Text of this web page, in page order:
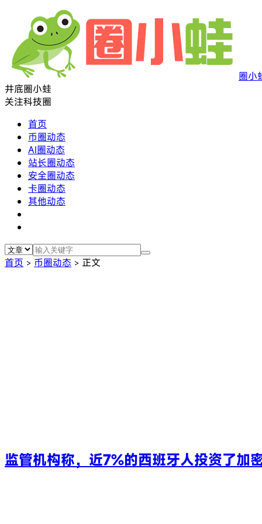
圈小
井底圈小蛙
关注科技圈
首页
币圈动态
AI圈动态
站长圈动态
安全圈动态
卡圈动态
其他动态
首页 > 币圈动态 > 正文
监管机构称，近7%的西班牙人投资了加